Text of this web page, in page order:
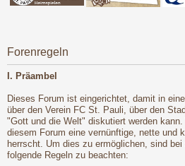
Forenregeln
I. Präambel
Dieses Forum ist eingerichtet, damit in
über den Verein FC St. Pauli, über den
"Gott und die Welt" diskutiert werden
diesem Forum eine vernünftige, nette und
herrscht. Um dies zu ermöglichen, sind
folgende Regeln zu beachten: